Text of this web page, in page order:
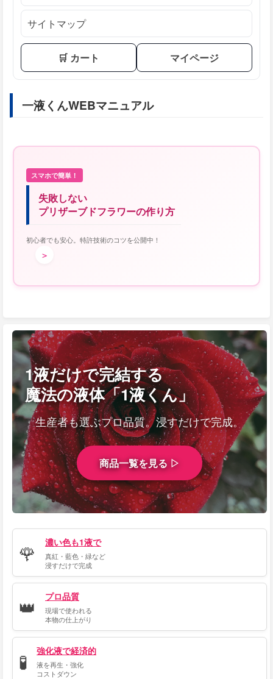
サイトマップ
🛒 カート マイページ
一液くんWEBマニュアル
スマホで簡単！
失敗しない
プリザーブドフラワーの作り方
初心者でも安心。特許技術のコツを公開中！
＞
1液だけで完結する
魔法の液体「1液くん」
生産者も選ぶプロ品質。浸すだけで完成。
商品一覧を見る ▷
🌹 濃い色も1液で
真紅・藍色・緑など
浸すだけで完成
👑 プロ品質
現場で使われる
本物の仕上がり
🧪 強化液で経済的
液を再生・強化
コストダウン